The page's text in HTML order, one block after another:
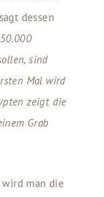
dessen
sind
Mal wird
zeigt die
Grab
wird man die